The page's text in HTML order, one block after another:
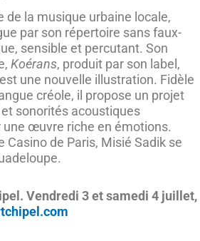
la musique urbaine locale,
par son répertoire sans faux-
sensible et percutant. Son
Koérans, produit par son label,
une nouvelle illustration. Fidèle
créole, il propose un projet
sonorités acoustiques
œuvre riche en émotions.
Casino de Paris, Misié Sadik se
Vendredi 3 et samedi 4 juillet,